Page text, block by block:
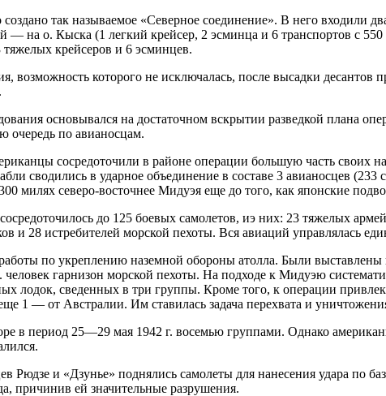
так называемое «Северное соединение». В него входили
— на о. Кыска (1 легкий крейсер, 2 эсминца и 6 транспортов с
тяжелых крейсеров и 6 эсминцев.
возможность которого не исключалась, после высадки
основывался на достаточном вскрытии разведкой плана
очередь по авианосцам.
сосредоточили в районе операции большую часть
сводились в ударное объединение в составе 3 авианосцев
милях северо-восточнее Мидуэя еще до того, как японские
до 125 боевых самолетов, иэ них: 23 тяжелых
и 28 истребителей морской пехоты. Вся авиаций управлялась
по укреплению наземной обороны атолла. Были
человек гарнизон морской пехоты. На подходе к Мидуэю
лодок, сведенных в три группы. Кроме того, к операции
1 — от Австралии. Им ставилась задача перехвата и
период 25—29 мая 1942 г. восемью группами. Однако
Рюдзе и «Дзунье» поднялись самолеты для нанесения удара по
причинив ей значительные разрушения.